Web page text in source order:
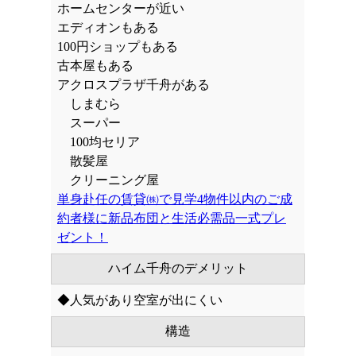
ホームセンターが近い
エディオンもある
100円ショップもある
古本屋もある
アクロスプラザ千舟がある
しまむら
スーパー
100均セリア
散髪屋
クリーニング屋
単身赴任の賃貸㈱で見学4物件以内のご成
約者様に新品布団と生活必需品一式プレ
ゼント！
ハイム千舟のデメリット
◆人気があり空室が出にくい
構造